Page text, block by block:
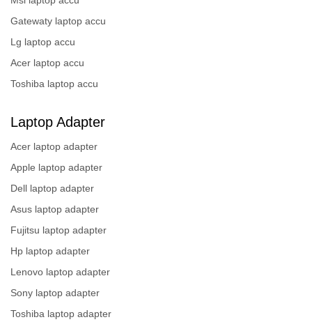
Gatewaty laptop accu
Lg laptop accu
Acer laptop accu
Toshiba laptop accu
Laptop Adapter
Acer laptop adapter
Apple laptop adapter
Dell laptop adapter
Asus laptop adapter
Fujitsu laptop adapter
Hp laptop adapter
Lenovo laptop adapter
Sony laptop adapter
Toshiba laptop adapter